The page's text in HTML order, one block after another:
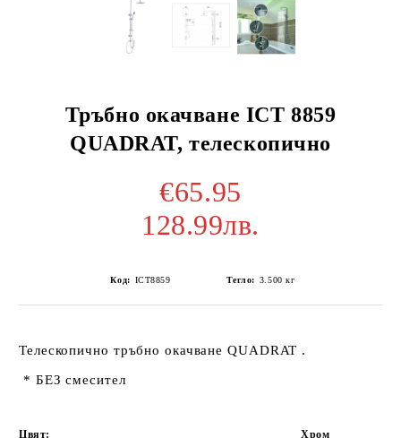
Тръбно окачване ICT 8859
QUADRAT, телескопично
€65.95
128.99лв.
Код: ICT8859 Тегло: 3.500 кг
Телескопично тръбно окачване QUADRAT .
* БЕЗ смесител
Цвят:
Хром